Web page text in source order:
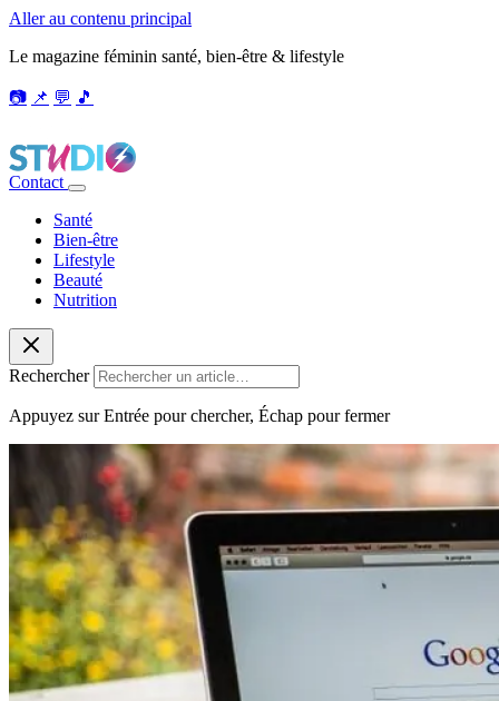
Aller au contenu principal
Le magazine féminin santé, bien-être & lifestyle
📷 📌 💬 🎵
Contact
Santé
Bien-être
Lifestyle
Beauté
Nutrition
Rechercher
Appuyez sur Entrée pour chercher, Échap pour fermer